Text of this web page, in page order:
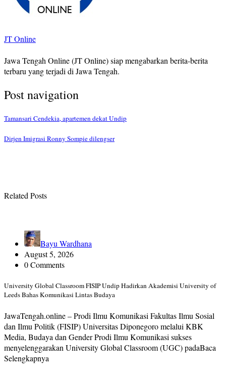
JT Online
Jawa Tengah Online (JT Online) siap mengabarkan berita-berita
terbaru yang terjadi di Jawa Tengah.
Post navigation
Tamansari Cendekia, apartemen dekat Undip
Dirjen Imigrasi Ronny Sompie dilengser
Related Posts
Bayu Wardhana
August 5, 2026
0 Comments
University Global Classroom FISIP Undip Hadirkan Akademisi University of
Leeds Bahas Komunikasi Lintas Budaya
JawaTengah.online – Prodi Ilmu Komunikasi Fakultas Ilmu Sosial
dan Ilmu Politik (FISIP) Universitas Diponegoro melalui KBK
Media, Budaya dan Gender Prodi Ilmu Komunikasi sukses
menyelenggarakan University Global Classroom (UGC) padaBaca
Selengkapnya